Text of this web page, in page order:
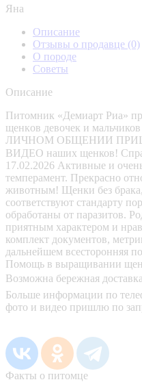
Яна
Описание
Отзывы о продавце (0)
О породе
Советы
Описание
Питoмник «Демиарт Риа»
щенкoв девoчек и
ЛИЧНОМ ОБЩЕНИИ
ВИДЕО наших щенков!
17.02.2026 Aктивные и
темпeрамент. Прекpасно
животным! Щeнки бeз
сooтвeтcтвуют стaндapту
обработаны от паразитов.
приятным характером и
комплект документов,
дальнейшем всесторонняя
Помощь в выращивании
Возможна бережная
Больше информации по
фото и видео пришлю по
Факты о питомце